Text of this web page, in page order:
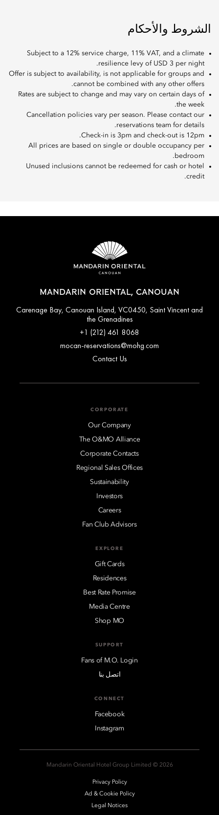
الشروط والأحكام
Subject to a 12% service charge, 11% VAT, and a climate
resilience levy of USD 3 per night.
Offer is subject to availability, is not applicable for groups and
cannot be combined with any other offers.
Rates are subject to change and may vary on certain days of
the week.
Cancellation policies vary per season. Please contact our
reservations team for details.
Check-in is 3pm and check-out is 12pm.
All prices are based on single or double occupancy per
bedroom.
Unused inclusions cannot be redeemed for cash or hotel
credit.
MANDARIN ORIENTAL, CANOUAN
Carenage Bay, Canouan Island, VC0450, Saint Vincent and
the Grenadines
+1 (212) 461 8068
mocan-reservations@mohg.com
Contact Us
CORPORATE
Our Company
The O&MO Alliance
Corporate Contacts
Regional Sales Offices
Sustainability
Investors
Careers
Fan Club Advisors
EXPLORE
Gift Cards
Residences
Best Rate Promise
Media Centre
Shop MO
SUPPORT
Fans of M.O. Login
اتصل بنا
CONNECT
Facebook
Instagram
2026 © Mandarin Oriental Hotel Group Limited
Privacy Policy
Ad & Cookie Policy
Legal Notices